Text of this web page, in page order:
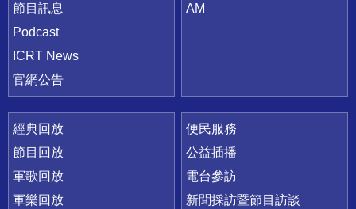
節目訊息
Podcast
ICRT News
官網公告
AM
經典回放
節目回放
軍歌回放
軍樂回放
便民服務
公益插播
電台參訪
新聞採訪暨節目訪談